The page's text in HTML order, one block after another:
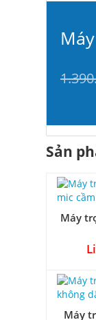
Sản
Máy
Máy